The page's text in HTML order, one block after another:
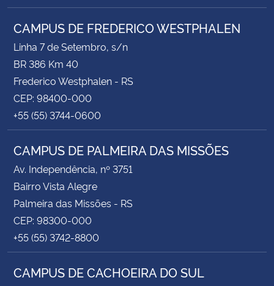
CAMPUS DE FREDERICO WESTPHALEN
Linha 7 de Setembro, s/n
BR 386 Km 40
Frederico Westphalen - RS
CEP: 98400-000
+55 (55) 3744-0600
CAMPUS DE PALMEIRA DAS MISSÕES
Av. Independência, nº 3751
Bairro Vista Alegre
Palmeira das Missões - RS
CEP: 98300-000
+55 (55) 3742-8800
CAMPUS DE CACHOEIRA DO SUL